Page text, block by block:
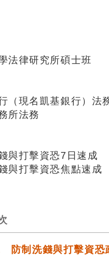
法律研究所碩士班
（現名凱基銀行）法
所法務
與打擊資恐7日速成
與打擊資恐焦點速成
防制洗錢與打擊資恐